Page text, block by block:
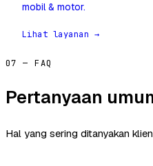
mobil & motor.
Lihat layanan →
07 — FAQ
Pertanyaan
Hal yang sering ditanyakan